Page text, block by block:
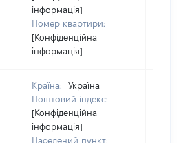
інформація]
Номер квартири:
[Конфіденційна
інформація]
Країна:
Україна
Поштовий індекс:
[Конфіденційна
інформація]
Населений пункт: